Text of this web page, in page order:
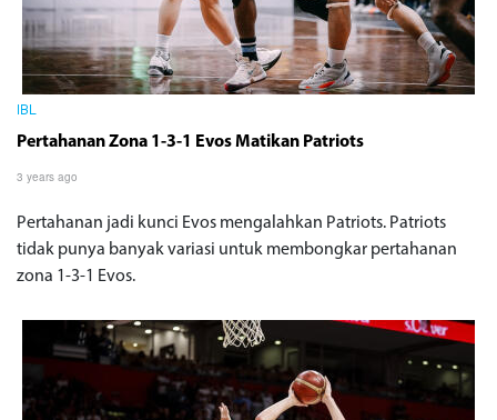
IBL
Pertahanan Zona 1-3-1 Evos Matikan Patriots
3 years ago
Pertahanan jadi kunci Evos mengalahkan Patriots. Patriots
tidak punya banyak variasi untuk membongkar pertahanan
zona 1-3-1 Evos.